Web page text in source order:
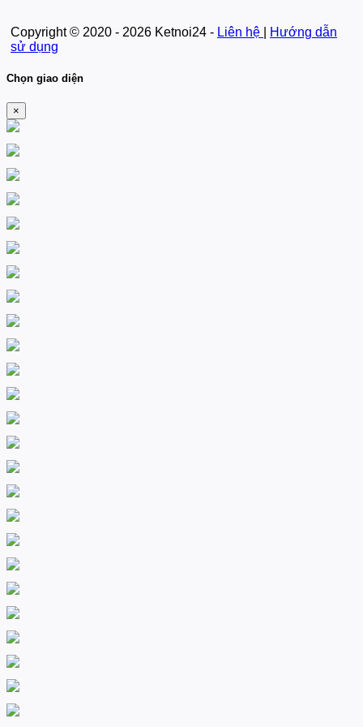
Copyright © 2020 - 2026 Ketnoi24 - Liên hệ
Hướng dẫn
sử dụng
Chọn giao diện
×